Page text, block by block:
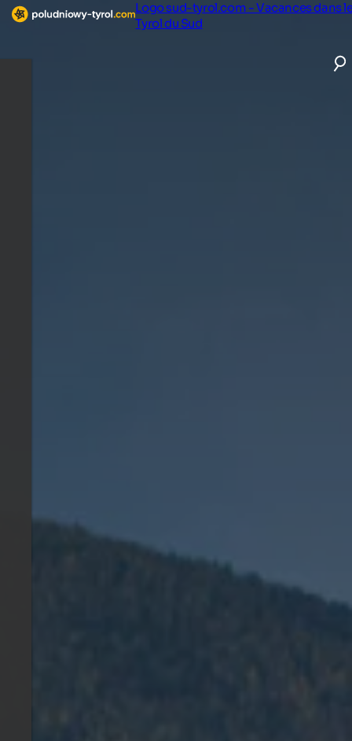
Logo sud-tyrol.com - Vacances dans
Tyrol du Sud